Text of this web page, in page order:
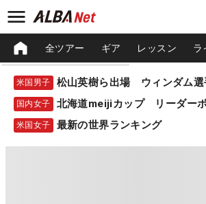
全ツアー ギア レッスン ラ
米国男子
国内女子 北海道meijiカップ リーダー
米国女子 最新の世界ランキング